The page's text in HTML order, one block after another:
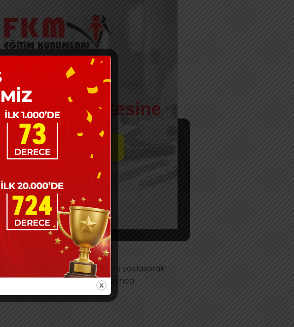
sorunlara sabırlı yaklaşarak
İngilizcenin önemi de ayrıca